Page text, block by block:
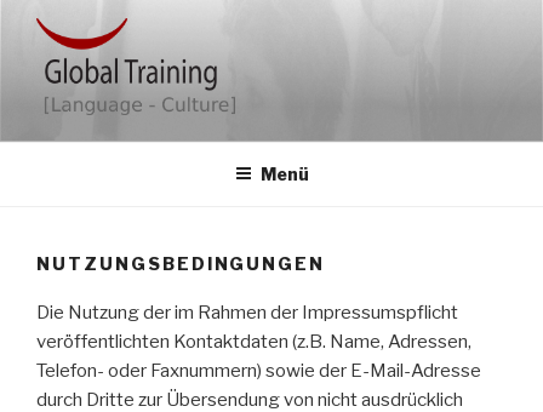
springen
GLOBAL TRAINING
Menü
NUTZUNGSBEDINGUNGEN
Die Nutzung der im Rahmen der Impressumspflicht
veröffentlichten Kontaktdaten (z.B. Name, Adressen,
Telefon- oder Faxnummern) sowie der E-Mail-Adresse
durch Dritte zur Übersendung von nicht ausdrücklich